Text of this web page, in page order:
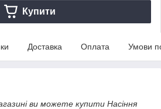
Купити
Доставка Оплата Умови
ви можете купити Насіння